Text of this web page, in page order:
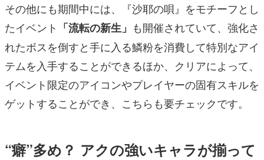
その他にも期間中には、『沙耶の唄』をモチーフとし
たイベント 「流転の新生」 も開催されていて、強化さ
れたボスを倒すと手に入る鱗粉を消費して特別なアイ
テムを入手することができるほか、クリアによって、
イベント限定のアイコンやプレイヤーの固有スキルを
ゲットすることができ、こちらも要チェックです。
“癖”多め？ アクの強いキャラが揃って